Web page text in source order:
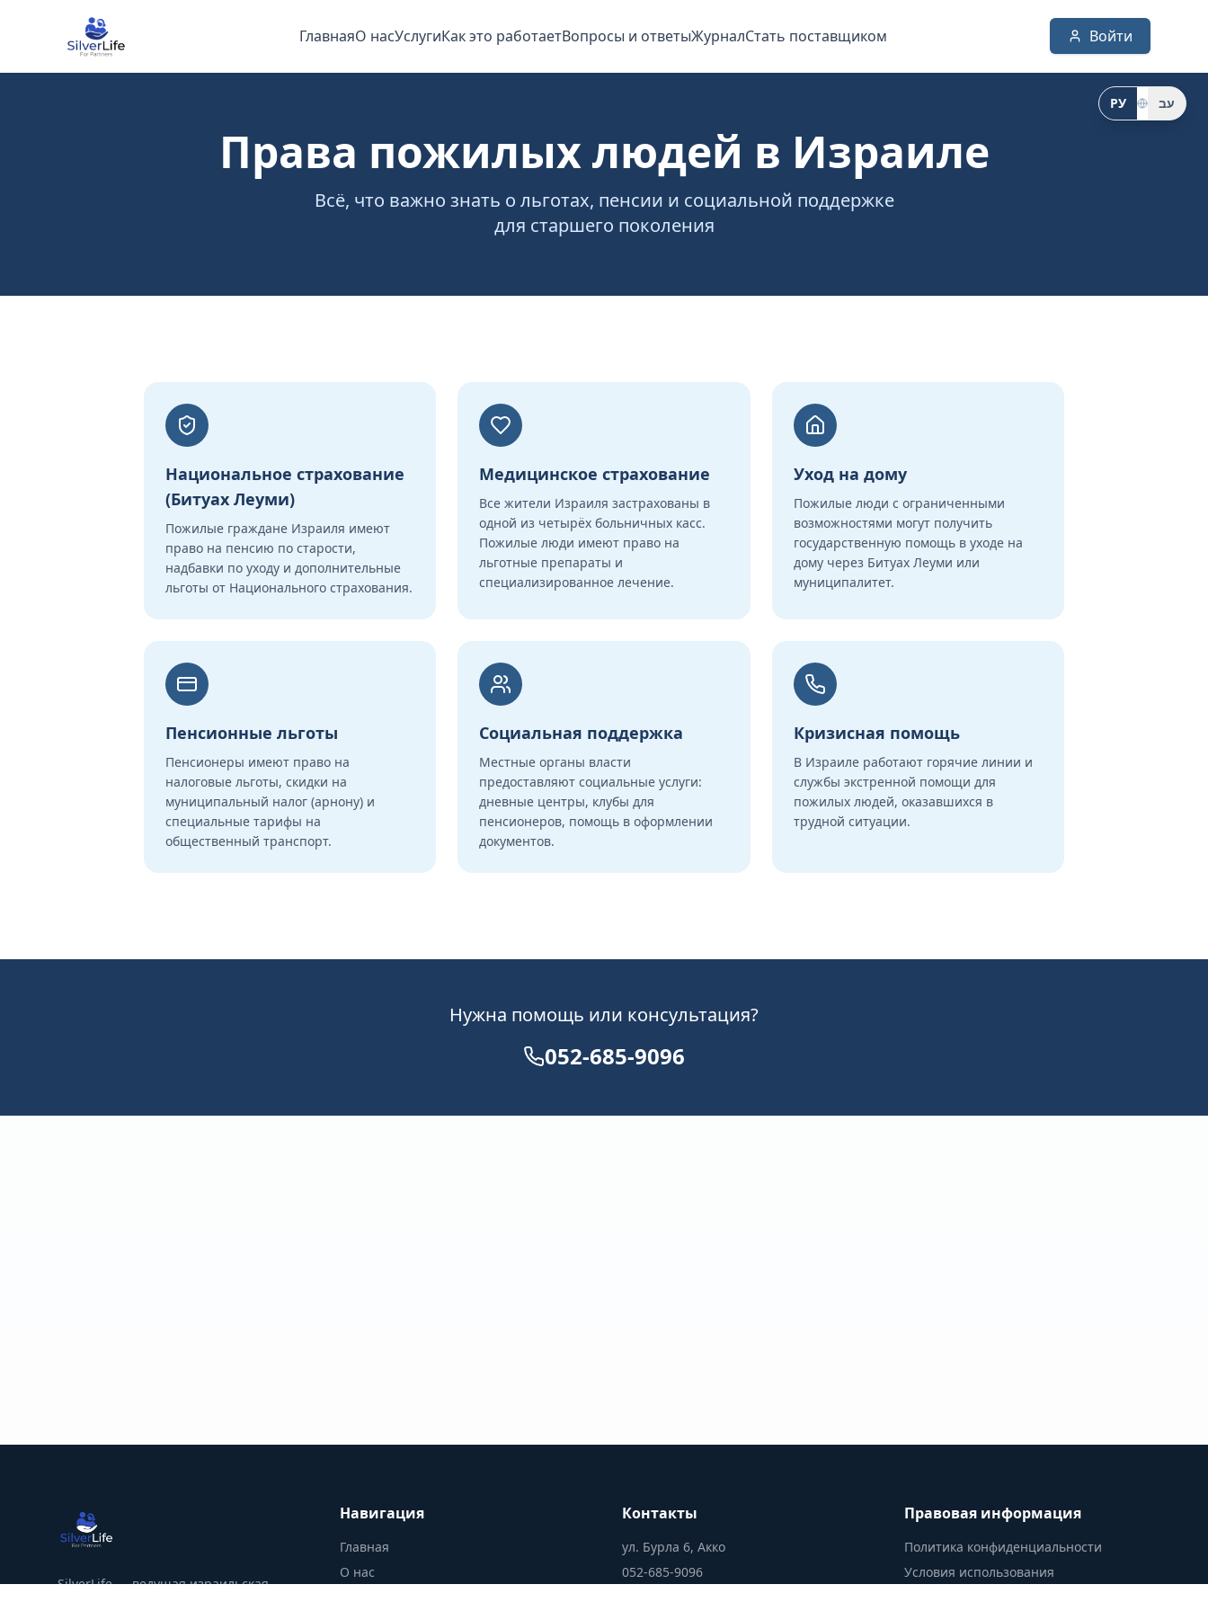
ГлавнаяО насУслугиКак это работаетВопросы и ответыЖурналСтать поставщиком Войти
Права пожилых людей в Израиле
Всё, что важно знать о льготах, пенсии и социальной поддержке
для старшего поколения
Национальное страхование
(Битуах Леуми)
Пожилые граждане Израиля имеют
право на пенсию по старости,
надбавки по уходу и дополнительные
льготы от Национального страхования.
Медицинское страхование
Все жители Израиля застрахованы в
одной из четырёх больничных касс.
Пожилые люди имеют право на
льготные препараты и
специализированное лечение.
Уход на дому
Пожилые люди с ограниченными
возможностями могут получить
государственную помощь в уходе на
дому через Битуах Леуми или
муниципалитет.
Пенсионные льготы
Пенсионеры имеют право на
налоговые льготы, скидки на
муниципальный налог (арнону) и
специальные тарифы на
общественный транспорт.
Социальная поддержка
Местные органы власти
предоставляют социальные услуги:
дневные центры, клубы для
пенсионеров, помощь в оформлении
документов.
Кризисная помощь
В Израиле работают горячие линии и
службы экстренной помощи для
пожилых людей, оказавшихся в
трудной ситуации.
Нужна помощь или консультация?
052-685-9096
SilverLife — ведущая израильская
Навигация
Главная
О нас
Контакты
ул. Бурла 6, Акко
052-685-9096
Правовая информация
Политика конфиденциальности
Условия использования
עב РУ